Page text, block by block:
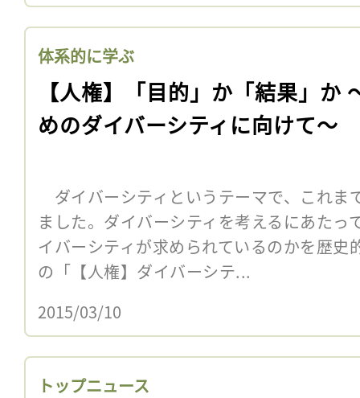
体系的に学ぶ
【人権】「目的」か「結果」か
めのダイバーシティに向けて〜
ダイバーシティというテーマで、これま
ました。ダイバーシティを考えるにあたっ
イバーシティが求められているのかを歴史
の「【人権】ダイバーシテ...
2015/03/10
トップニュース